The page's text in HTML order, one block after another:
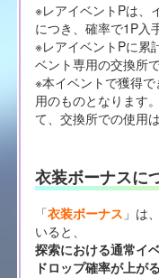
※レアイベントPは、
につき、確率で1P入
※レアイベントPに累
ベント専用の交換所
※本イベントで獲得
用のものとなります
て、交換所での使用
衣装ボーナスに
「衣装ボーナス 」は
いると、
探索における通常イ
ドロップ確率が上が